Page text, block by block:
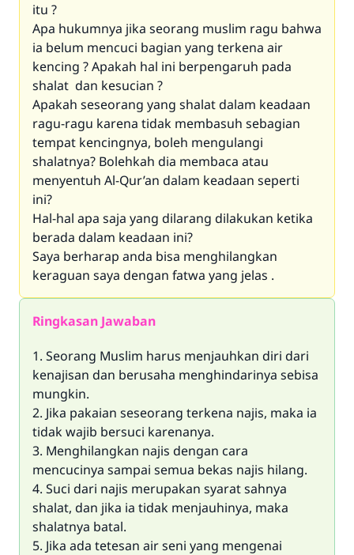
itu ?
Apa hukumnya jika seorang muslim ragu bahwa
ia belum mencuci bagian yang terkena air
kencing ? Apakah hal ini berpengaruh pada
shalat dan kesucian ?
Apakah seseorang yang shalat dalam keadaan
ragu-ragu karena tidak membasuh sebagian
tempat kencingnya, boleh mengulangi
shalatnya? Bolehkah dia membaca atau
menyentuh Al-Qur’an dalam keadaan seperti
ini?
Hal-hal apa saja yang dilarang dilakukan ketika
berada dalam keadaan ini?
Saya berharap anda bisa menghilangkan
keraguan saya dengan fatwa yang jelas .
Ringkasan Jawaban
1. Seorang Muslim harus menjauhkan diri dari
kenajisan dan berusaha menghindarinya sebisa
mungkin.
2. Jika pakaian seseorang terkena najis, maka ia
tidak wajib bersuci karenanya.
3. Menghilangkan najis dengan cara
mencucinya sampai semua bekas najis hilang.
4. Suci dari najis merupakan syarat sahnya
shalat, dan jika ia tidak menjauhinya, maka
shalatnya batal.
5. Jika ada tetesan air seni yang mengenai